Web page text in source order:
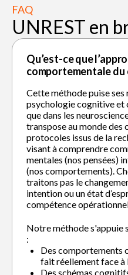
FAQ
UNREST en
Qu’est-ce que
comportementale du
Cette méthode puise ses
psychologie cognitive et
que dans les
transpose au monde des
protocoles issus de la
visant à comprendre
mentales (nos pensées)
(nos comportements).
traitons pas le
intention ou un état
compétence
Notre méthode s'appuie
:
Des comportements
fait réellement face à
Des schémas